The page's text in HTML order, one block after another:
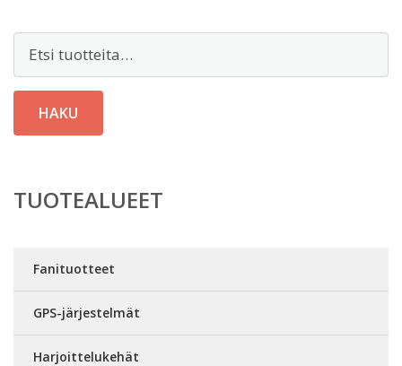
Etsi:
HAKU
TUOTEALUEET
Fanituotteet
GPS-järjestelmät
Harjoittelukehät